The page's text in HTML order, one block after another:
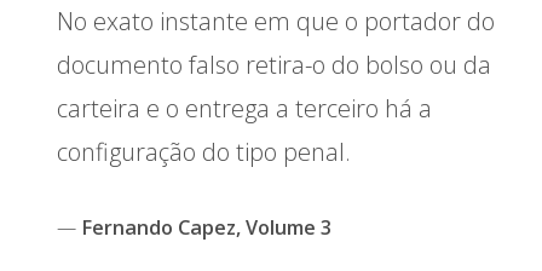
No exato instante em que o portador do
documento falso retira-o do bolso ou da
carteira e o entrega a terceiro há a
configuração do tipo penal.
Fernando Capez, Volume 3